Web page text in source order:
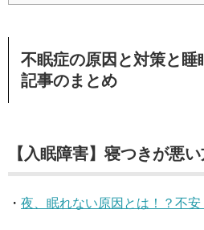
不眠症の原因と対策と睡
記事のまとめ
【入眠障害】寝つきが悪
・ 夜、眠れない原因とは！？不